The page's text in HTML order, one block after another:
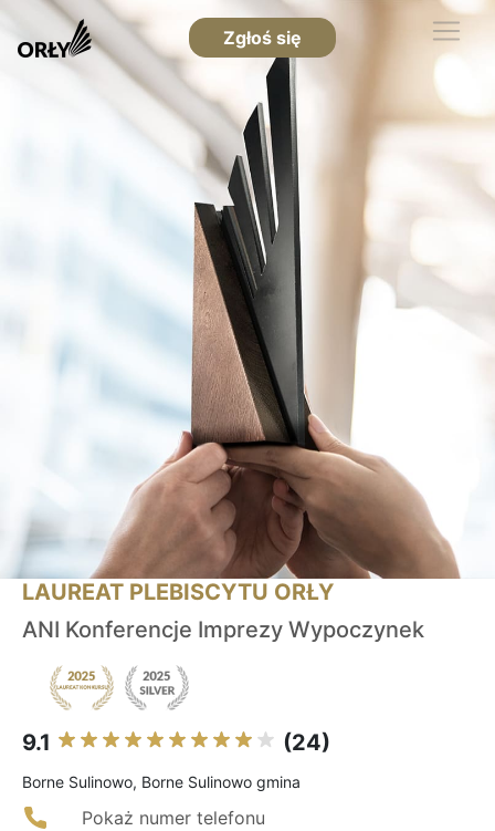
Zgłoś się
LAUREAT PLEBISCYTU ORŁY
ANI Konferencje Imprezy Wypoczynek
9.1 (24)
Borne Sulinowo, Borne Sulinowo gmina
Pokaż numer telefonu